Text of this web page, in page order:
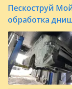
Пескоструй
обработка